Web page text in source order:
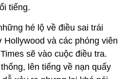
tiếng.
hé lộ về điều sai trái
và các phóng viên
sẽ vào cuộc điều tra.
lên tiếng về nạn quấy